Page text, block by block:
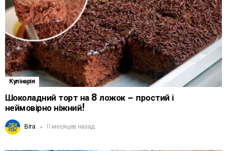
Кулінарія
Шоколадний торт на 8 ложок – простий і
неймовірно ніжний!
Віта 11 месяцев назад